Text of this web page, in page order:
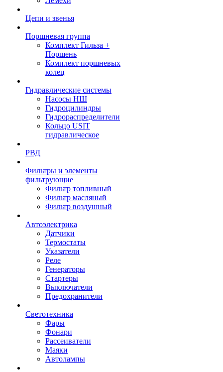
Цепи и звенья
Поршневая группа
Комплект Гильза +
Поршень
Комплект поршневых
колец
Гидравлические системы
Насосы НШ
Гидроцилиндры
Гидрораспределители
Кольцо USIT
гидравлическое
РВД
Фильтры и элементы
фильтрующие
Фильтр топливный
Фильтр масляный
Фильтр воздушный
Автоэлектрика
Датчики
Термостаты
Указатели
Реле
Генераторы
Стартеры
Выключатели
Предохранители
Светотехника
Фары
Фонари
Рассеиватели
Маяки
Автолампы